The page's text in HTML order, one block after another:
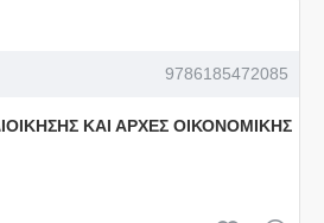
9786185472085
ΚΑΙ ΑΡΧΕΣ ΟΙΚΟΝΟΜΙΚΗΣ